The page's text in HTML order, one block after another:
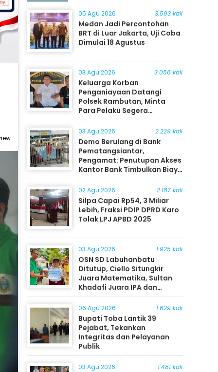
05 Agu 2026 3.593 kali
Medan Jadi Percontohan
BRT di Luar Jakarta, Uji Coba
Dimulai 18 Agustus
03 Agu 2026 3.056 kali
Keluarga Korban
Penganiayaan Datangi
Polsek Rambutan, Minta
Para Pelaku Segera
Ditangkap
03 Agu 2026 2.229 kali
Demo Berulang di Bank
Pematangsiantar,
Pengamat: Penutupan Akses
Kantor Bank Timbulkan Biaya
Ekonomi bagi Masyarakat
02 Agu 2026 2.187 kali
Silpa Capai Rp54, 3 Miliar
Lebih, Fraksi PDIP DPRD Karo
Tolak LPJ APBD 2025
03 Agu 2026 1.925 kali
OSN SD Labuhanbatu
Ditutup, Ciello Situngkir
Juara Matematika, Sultan
Khadafi Juara IPA dan
Timothy Rangkuti Juara IPS
06 Agu 2026 1.629 kali
Bupati Toba Lantik 39
Pejabat, Tekankan
Integritas dan Pelayanan
Publik
03 Agu 2026 1.481 kali